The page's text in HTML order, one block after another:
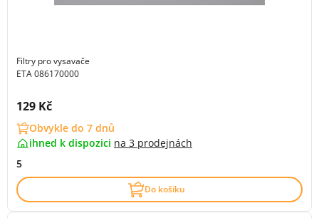
Filtry pro vysavače
ETA 086170000
Cena s DPH:
129 Kč
Obvykle do 7 dnů
ihned k dispozici na 3 prodejnách
5
Do košíku